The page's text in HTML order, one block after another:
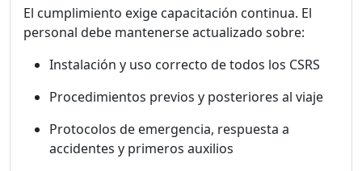
El cumplimiento exige capacitación continua. El
personal debe mantenerse actualizado sobre:
Instalación y uso correcto de todos los CSRS
Procedimientos previos y posteriores al viaje
Protocolos de emergencia, respuesta a
accidentes y primeros auxilios